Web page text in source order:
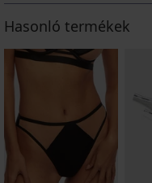
Hasonló termékek